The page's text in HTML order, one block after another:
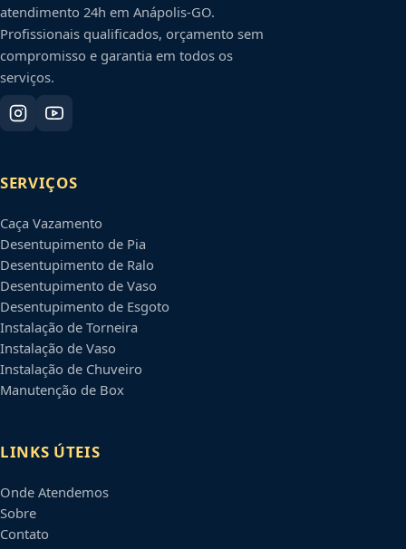
atendimento 24h em Anápolis-GO.
Profissionais qualificados, orçamento sem
compromisso e garantia em todos os
serviços.
SERVIÇOS
Caça Vazamento
Desentupimento de Pia
Desentupimento de Ralo
Desentupimento de Vaso
Desentupimento de Esgoto
Instalação de Torneira
Instalação de Vaso
Instalação de Chuveiro
Manutenção de Box
LINKS ÚTEIS
Onde Atendemos
Sobre
Contato